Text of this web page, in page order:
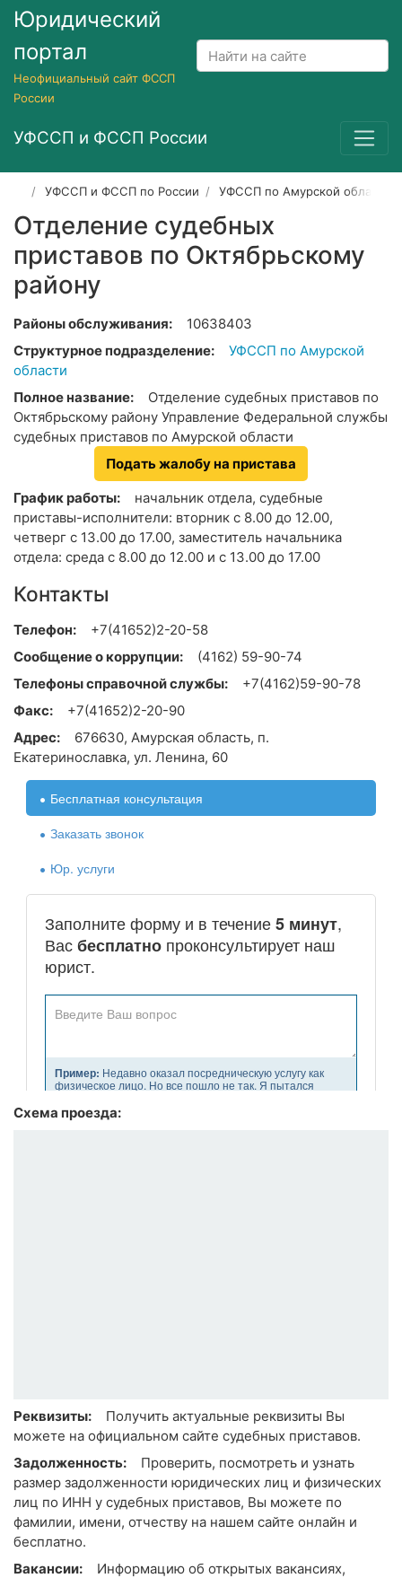
Юридический
портал
Неофициальный сайт ФССП
России
УФССП и ФССП России
УФССП и ФССП по России УФССП по Амурской области
Отделение судебных
приставов по Октябрьскому
району
Районы обслуживания:
10638403
Структурное подразделение:
УФССП по Амурской
области
Полное название:
Отделение судебных приставов по
Октябрьскому району Управление Федеральной службы
судебных приставов по Амурской области
Подать жалобу на пристава
График работы:
начальник отдела, судебные
приставы-исполнители: вторник с 8.00 до 12.00,
четверг с 13.00 до 17.00, заместитель начальника
отдела: среда с 8.00 до 12.00 и с 13.00 до 17.00
Контакты
Телефон:
+7(41652)2-20-58
Сообщение о коррупции:
(4162) 59-90-74
Телефоны справочной службы:
+7(4162)59-90-78
Факс:
+7(41652)2-20-90
Адрес:
676630, Амурская область, п.
Екатеринославка, ул. Ленина, 60
Схема проезда:
Реквизиты:
Получить актуальные реквизиты Вы
можете на официальном сайте судебных приставов.
Задолженность:
Проверить, посмотреть и узнать
размер задолженности юридических лиц и физических
лиц по ИНН у судебных приставов, Вы можете по
фамилии, имени, отчеству на нашем сайте онлайн и
бесплатно.
Вакансии:
Информацию об открытых вакансиях,